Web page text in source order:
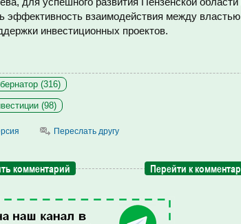
эффективность взаимодействия между
инвестиционных проектов.
(316)
(98)
Переслать другу
комментарий Перейти к